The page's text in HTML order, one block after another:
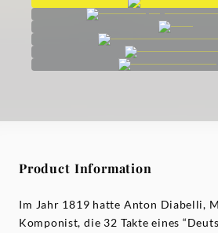
Product Information
Im Jahr 1819 hatte Anton Diabelli,
Komponist, die 32 Takte eines